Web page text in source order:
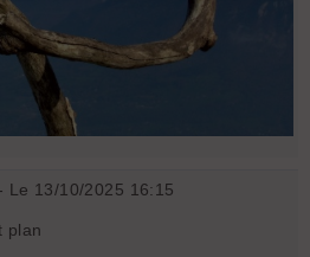
Le 13/10/2025 16:15
plan